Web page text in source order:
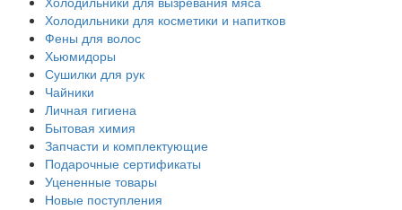
Холодильники для косметики и напитков
Фены для волос
Хьюмидоры
Сушилки для рук
Чайники
Личная гигиена
Бытовая химия
Запчасти и комплектующие
Подарочные сертификаты
Уцененные товары
Новые поступления